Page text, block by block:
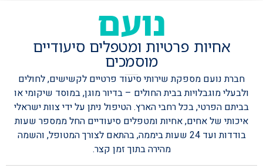
נועם
אחיות פרטיות ומטפלים סיעודיים
מוסמכים
חברת נועם מספקת שירותי סיעוד פרטיים לקשישים, לחולים
ולבעלי מוגבלויות בבית החולים – בדיור מוגן, במוסד שיקומי או
בביתם הפרטי, בכל רחבי הארץ.הטיפול ניתן על ידי צוות ישראלי
איכותי של אחים, אחיות ומטפלים סיעודיים החל ממספר שעות
בודדות ועד 24 שעות ביממה, בהתאם לצורך המטופל, והשמה
מהירה בתוך זמן קצר.